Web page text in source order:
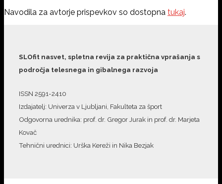
Navodila za avtorje prispevkov so dostopna tukaj.
SLOfit nasvet, spletna revija za praktična vprašanja s
področja telesnega in gibalnega razvoja
ISSN 2591-2410
Izdajatelj: Univerza v Ljubljani, Fakulteta za šport
Odgovorna urednika: prof. dr. Gregor Jurak in prof. dr. Marjeta
Kovač
Tehnični urednici: Urška Kereži in Nika Bezjak